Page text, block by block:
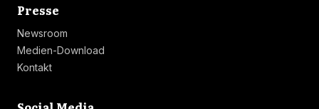
Presse
Newsroom
Medien-Download
Kontakt